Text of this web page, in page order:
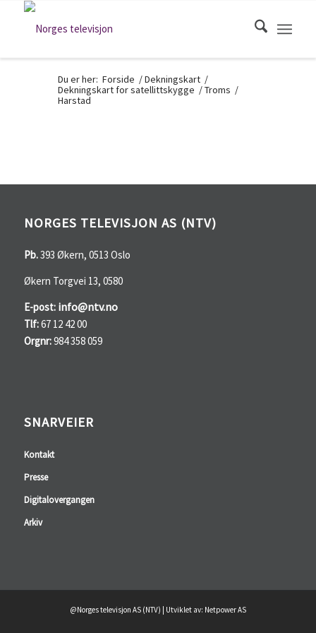
Du er her: Forside /Dekningskart /
Dekningskart for satellittskygge /Troms /
Harstad
NORGES TELEVISJON AS (NTV)
Pb.393 Økern, 0513 Oslo
Økern Torgvei 13, 0580
E-post: info@ntv.no
Tlf:67 12 42 00
Orgnr:984 358 059
SNARVEIER
Kontakt
Presse
Digitalovergangen
Arkiv
@Norges televisjon AS (NTV) | Utviklet av: Netpower AS